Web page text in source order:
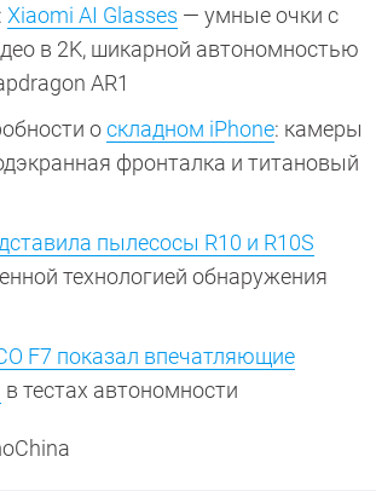
Xiaomi AI Glasses — умные очки с
в 2K, шикарной автономностью
AR1
оскладном iPhone: камеры
фронталка и титановый
пылесосы R10 и R10S
технологией обнаружения
F7 показал впечатляющие
в тестах автономности